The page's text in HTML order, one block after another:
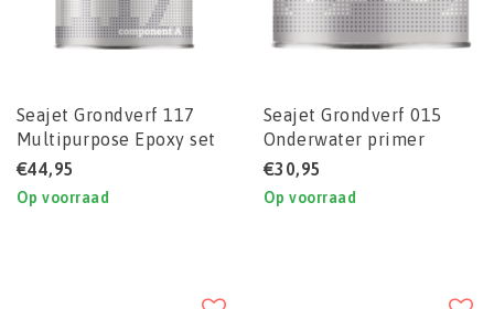
Seajet Grondverf 117
Multipurpose Epoxy set
€44,95
Op voorraad
Seajet Grondverf 015
Onderwater primer
€30,95
Op voorraad